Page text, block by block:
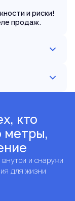
и риски!
продаж.
кто
метры,
и снаружи
для жизни